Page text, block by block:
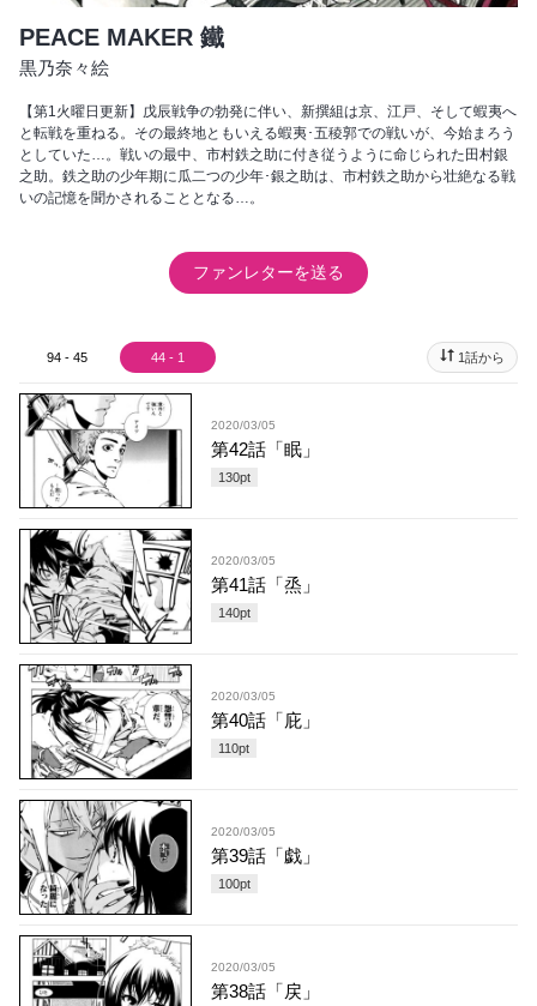
PEACE MAKER 鐵
黒乃奈々絵
【第1火曜日更新】戊辰戦争の勃発に伴い、新撰組は京、江戸、そして蝦夷へ
と転戦を重ねる。その最終地ともいえる蝦夷･五稜郭での戦いが、今始まろう
としていた…。戦いの最中、市村鉄之助に付き従うように命じられた田村銀
之助。鉄之助の少年期に瓜二つの少年･銀之助は、市村鉄之助から壮絶なる戦
いの記憶を聞かされることとなる…。
ファンレターを送る
94 - 45 44 - 1 1話から
2020/03/05
第42話「眠」
130pt
2020/03/05
第41話「烝」
140pt
2020/03/05
第40話「庇」
110pt
2020/03/05
第39話「戯」
100pt
2020/03/05
第38話「戻」